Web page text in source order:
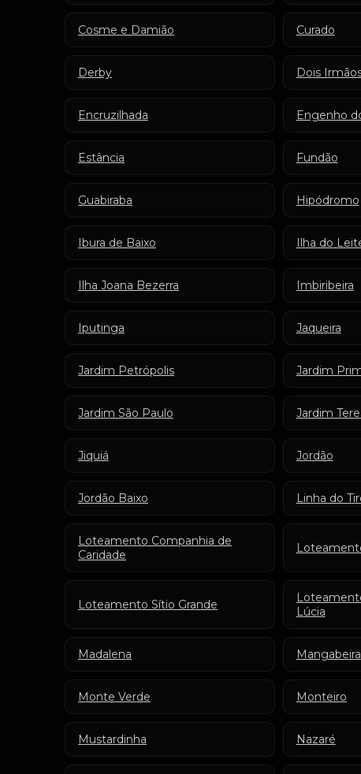
Cosme e Damião Curado
Derby Dois
Encruzilhada Engenho
Estância Fundão
Guabiraba Hipódromo
Ibura de Baixo Ilha do
Ilha Joana Bezerra Imbiribeira
Iputinga Jaqueira
Jardim Petrópolis Jardim
Jardim São Paulo Jardim
Jiquiá Jordão
Jordão Baixo Linha do
Loteamento Companhia de
Caridade
Loteamento Sítio Grande
Lúcia
Madalena Mangabeira
Monte Verde Monteiro
Mustardinha Nazaré